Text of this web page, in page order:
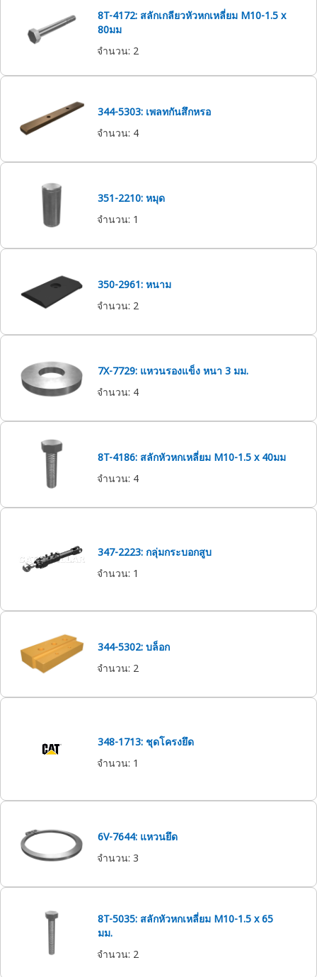
8T-4172: สลักเกลียวหัวหกเหลี่ยม M10-1.5 x
80มม
จำนวน: 2
344-5303: เพลทกันสึกหรอ
จำนวน: 4
351-2210: หมุด
จำนวน: 1
350-2961: หนาม
จำนวน: 2
7X-7729: แหวนรองแข็ง หนา 3 มม.
จำนวน: 4
8T-4186: สลักหัวหกเหลี่ยม M10-1.5 x 40มม
จำนวน: 4
347-2223: กลุ่มกระบอกสูบ
จำนวน: 1
344-5302: บล็อก
จำนวน: 2
348-1713: ชุดโครงยึด
จำนวน: 1
6V-7644: แหวนยึด
จำนวน: 3
8T-5035: สลักหัวหกเหลี่ยม M10-1.5 x 65
มม.
จำนวน: 2